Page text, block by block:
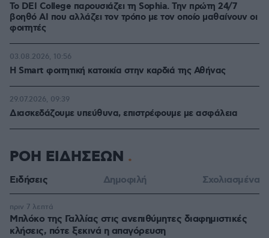
Το DEI College παρουσιάζει τη Sophia. Την πρώτη 24/7
βοηθό AI που αλλάζει τον τρόπο με τον οποίο μαθαίνουν οι
φοιτητές
Η Smart φοιτητική κατοικία στην καρδιά της Αθήνας
03.08.2026, 10:56
Διασκεδάζουμε υπεύθυνα, επιστρέφουμε με ασφάλεια
29.07.2026, 09:39
ΡΟΗ ΕΙΔΗΣΕΩΝ
Ειδήσεις Δημοφιλή Σχολιασμένα
Μπλόκο της Γαλλίας στις ανεπιθύμητες διαφημιστικές
κλήσεις, πότε ξεκινά η απαγόρευση
πριν 7 λεπτά